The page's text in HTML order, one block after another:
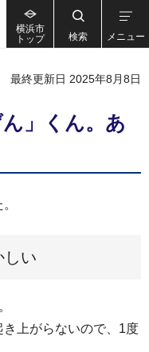
横浜市
トップ
検索 メニュー
最終更新日 2025年8月8日
」くん。あ
しい
き上がらないので、1度